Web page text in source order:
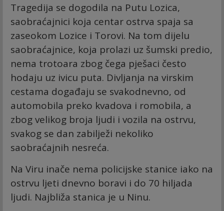
Tragedija se dogodila na Putu Lozica,
saobraćajnici koja centar ostrva spaja sa
zaseokom Lozice i Torovi. Na tom dijelu
saobraćajnice, koja prolazi uz šumski predio,
nema trotoara zbog čega pješaci često
hodaju uz ivicu puta. Divljanja na virskim
cestama događaju se svakodnevno, od
automobila preko kvadova i romobila, a
zbog velikog broja ljudi i vozila na ostrvu,
svakog se dan zabilježi nekoliko
saobraćajnih nesreća.
Na Viru inače nema policijske stanice iako na
ostrvu ljeti dnevno boravi i do 70 hiljada
ljudi. Najbliža stanica je u Ninu.